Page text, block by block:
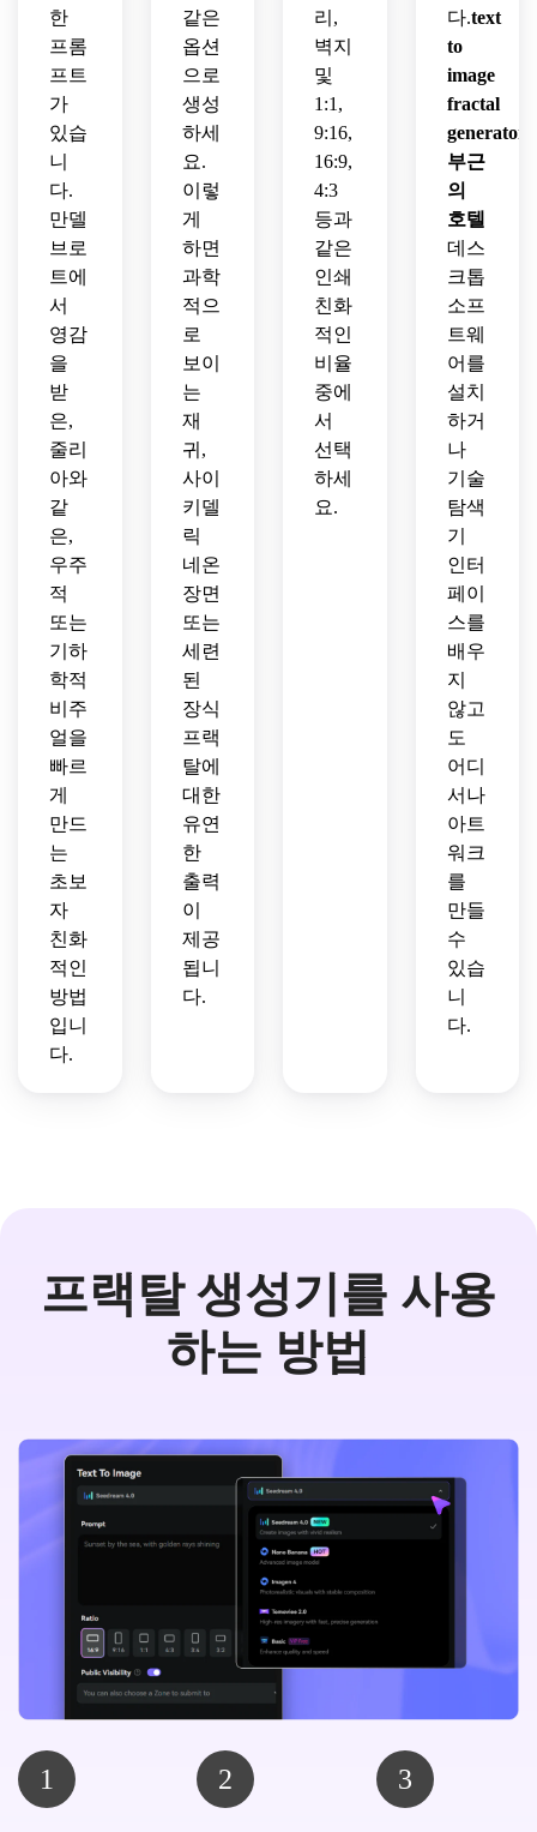
한
프롬
프트
가
있습
니
다.
만델
브로
트에
서
영감
을
받
은,
줄리
아와
같
은,
우주
적
또는
기하
학적
비주
얼을
빠르
게
만드
는
초보
자
친화
적인
방법
입니
다.
같은
옵션
으로
생성
하세
요.
이렇
게
하면
과학
적으
로
보이
는
재
귀,
사이
키델
릭
네온
장면
또는
세련
된
장식
프랙
탈에
대한
유연
한
출력
이
제공
됩니
다.
리,
벽지
및
1:1,
9:16,
16:9,
4:3
등과
같은
인쇄
친화
적인
비율
중에
서
선택
하세
요.
다.text
to
image
fractal
generator
부근
의
호텔
데스
크톱
소프
트웨
어를
설치
하거
나
기술
탐색
기
인터
페이
스를
배우
지
않고
도
어디
서나
아트
워크
를
만들
수
있습
니
다.
프랙탈 생성기를 사용
하는 방법
1 2 3